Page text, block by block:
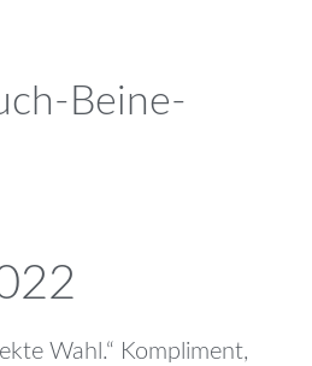
Beine-
Wahl.“ Kompliment,